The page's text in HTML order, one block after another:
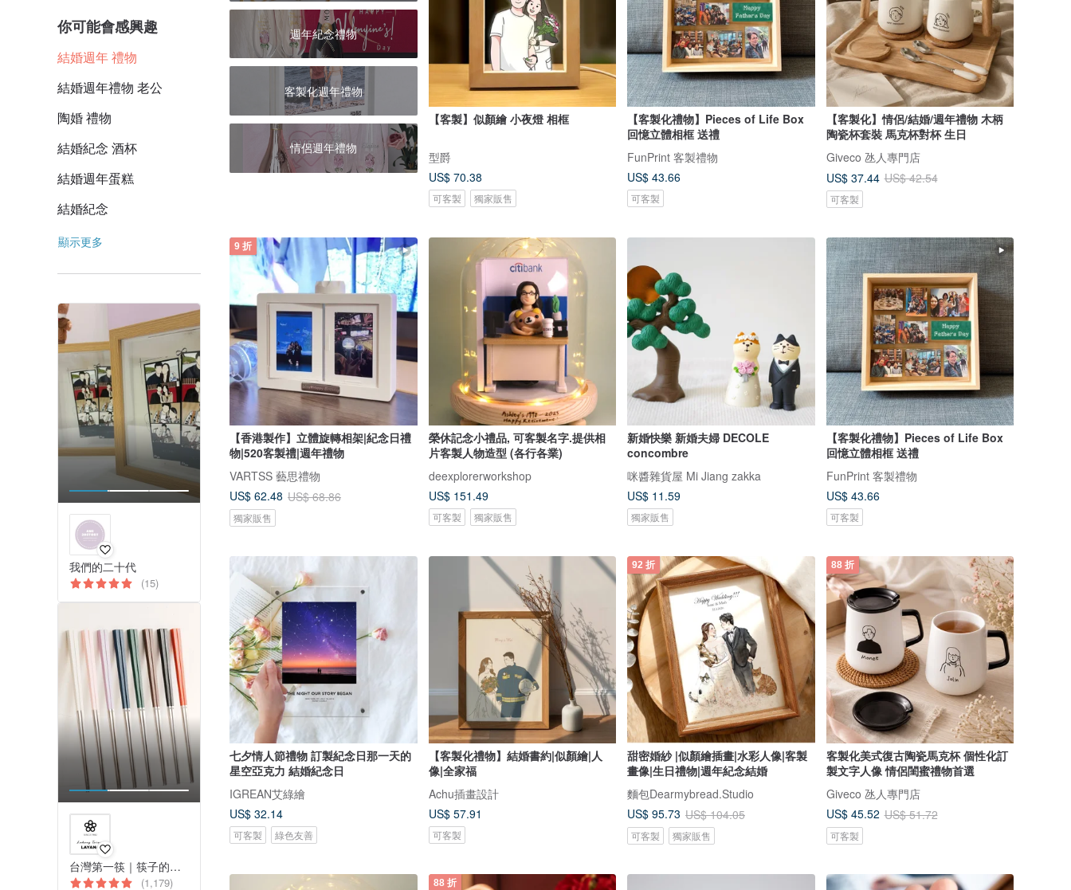
你可能會感興趣
結婚週年 禮物
結婚週年禮物 老公
陶婚 禮物
結婚紀念 酒杯
結婚週年蛋糕
結婚紀念
顯示更多
我們的二十代
(15)
台灣第一筷｜筷子的領導品牌
(1,179)
週年紀念禮物
客製化週年禮物
情侶週年禮物
【客製】似顏繪 小夜燈 相框
型爵
US$ 70.38
可客製 獨家販售
【客製化禮物】Pieces of Life Box
回憶立體相框 送禮
FunPrint 客製禮物
US$ 43.66
可客製
【客製化】情侶/結婚/週年禮物 木柄
陶瓷杯套裝 馬克杯對杯 生日
Giveco 氹人專門店
US$ 37.44 US$ 42.54
可客製
9 折
【香港製作】立體旋轉相架|紀念日禮
物|520客製禮|週年禮物
VARTSS 藝思禮物
US$ 62.48 US$ 68.86
獨家販售
榮休記念小禮品, 可客製名字.提供相
片客製人物造型 (各行各業)
deexplorerworkshop
US$ 151.49
可客製 獨家販售
新婚快樂 新婚夫婦 DECOLE
concombre
咪醬雜貨屋 Mi Jiang zakka
US$ 11.59
獨家販售
【客製化禮物】Pieces of Life Box
回憶立體相框 送禮
FunPrint 客製禮物
US$ 43.66
可客製
七夕情人節禮物 訂製紀念日那一天的
星空亞克力 結婚紀念日
IGREAN艾綠繪
US$ 32.14
可客製 綠色友善
【客製化禮物】結婚書約|似顏繪|人
像|全家福
Achu插畫設計
US$ 57.91
可客製
92 折
甜密婚紗 |似顏繪插畫|水彩人像|客製
畫像|生日禮物|週年紀念結婚
麵包Dearmybread.Studio
US$ 95.73 US$ 104.05
可客製 獨家販售
88 折
客製化美式復古陶瓷馬克杯 個性化訂
製文字人像 情侶閨蜜禮物首選
Giveco 氹人專門店
US$ 45.52 US$ 51.72
可客製
88 折